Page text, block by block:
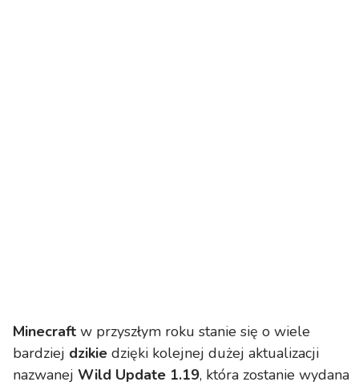
Minecraft w przyszłym roku stanie się o wiele
bardziej dzikie dzięki kolejnej dużej aktualizacji
nazwanej Wild Update 1.19, która zostanie wydana